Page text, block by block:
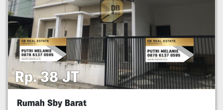
Rp. 38 JT
Rumah Sby Barat